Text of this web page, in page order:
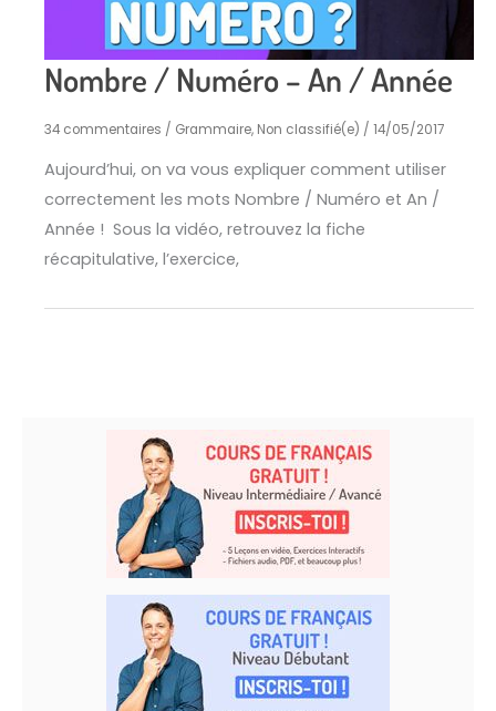
Nombre / Numéro – An / Année
34 commentaires / Grammaire, Non classifié(e) /14/05/2017
Aujourd’hui, on va vous expliquer comment utiliser
correctement les mots Nombre / Numéro et An /
Année ! Sous la vidéo, retrouvez la fiche
récapitulative, l’exercice,